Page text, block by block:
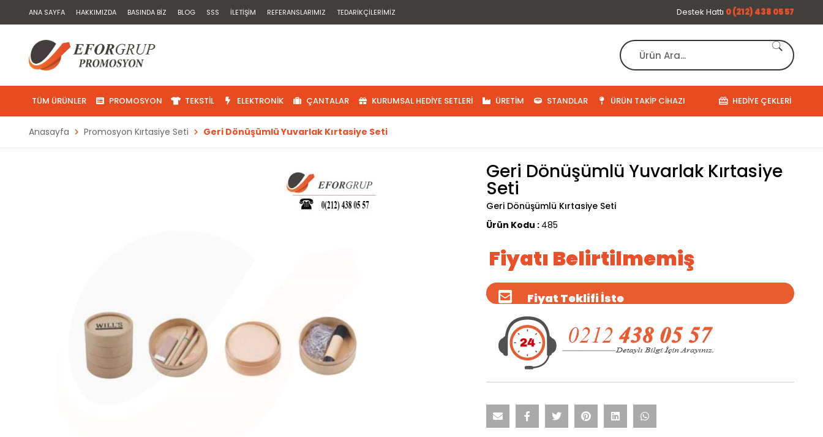
ANA SAYFA HAKKIMIZDA BASINDA BIZ BLOG SSS İLETIŞIM REFERANSLARIMIZ TEDARIKÇILERIMIZ Destek Hattı 0 (212) 438 05 57
TÜM ÜRÜNLER PROMOSYON TEKSTIL ELEKTRONIK ÇANTALAR KURUMSAL HEDIYE SETLERI ÜRETIM HEDIYE ÇEKLERI
STANDLAR ÜRÜN TAKIP CIHAZI
Anasayfa Promosyon Kırtasiye Seti Geri Dönüşümlü Yuvarlak Kırtasiye Seti
Geri Dönüşümlü Yuvarlak Kırtasiye
Seti
Geri Dönüşümlü Kırtasiye Seti
Ürün Kodu : 485
Fiyatı Belirtilmemiş
Fiyat Teklifi İste